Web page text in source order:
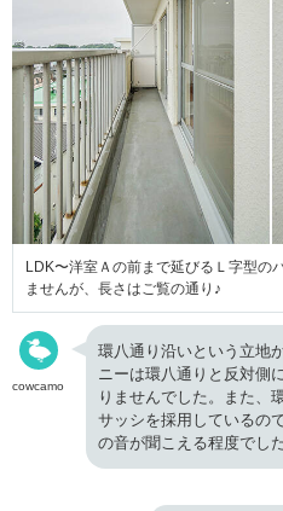
LDK〜洋室Ａの前まで延びるＬ字型の
ませんが、長さはご覧の通り♪
cowcamo
環八通り沿いという立地
ニーは環八通りと反対側
りませんでした。また、
サッシを採用しているの
の音が聞こえる程度でし